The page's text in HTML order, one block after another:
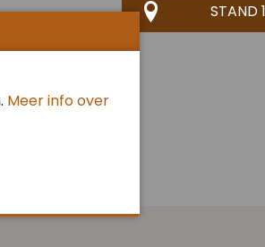
STAND
Meer info over